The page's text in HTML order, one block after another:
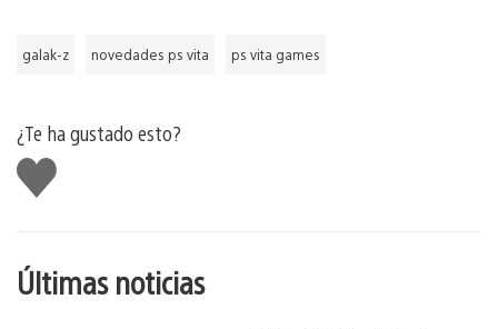
galak-z novedades ps vita ps vita games
¿Te ha gustado esto?
Me
gusta
Últimas noticias